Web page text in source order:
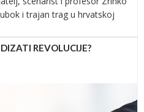
i trajan trag u hrvatskoj
REVOLUCIJE?